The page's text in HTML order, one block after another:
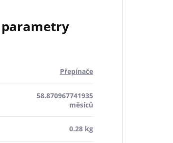
Přepínače
58.870967741935
měsíců
0.28 kg